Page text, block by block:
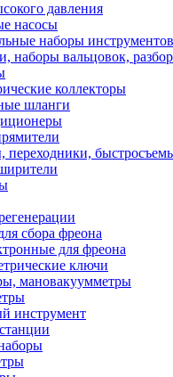
давления
насосы
наборы инструментов
наборы вальцовок,
коллекторы
шланги
переходники,
сбора фреона
для фреона
ключи
мановакуумметры
инструмент